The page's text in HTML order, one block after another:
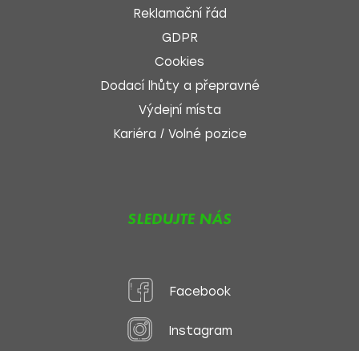
Reklamační řád
GDPR
Cookies
Dodací lhůty a přepravné
Výdejní místa
Kariéra / Volné pozice
SLEDUJTE NÁS
Facebook
Instagram